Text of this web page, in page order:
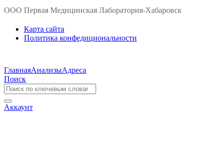
ООО Первая Медицинская Лаборатория-Хабаровск
Карта сайта
Политика конфедициональности
ГлавнаяАнализыАдреса
Поиск
Аккаунт